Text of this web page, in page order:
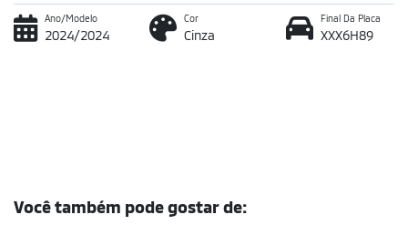
Ano/Modelo
2024/2024
Cor
Cinza
Final Da Placa
XXX6H89
Você também pode gostar de: